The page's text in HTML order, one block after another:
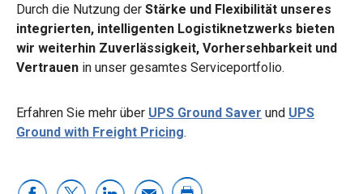
Durch die Nutzung der Stärke und Flexibilität unseres
integrierten, intelligenten Logistiknetzwerks bieten
wir weiterhin Zuverlässigkeit, Vorhersehbarkeit und
Vertrauen in unser gesamtes Serviceportfolio.
Erfahren Sie mehr über UPS Ground Saver und UPS
Ground with Freight Pricing.